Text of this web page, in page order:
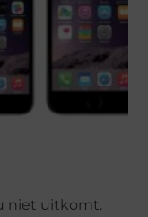
niet uitkomt.